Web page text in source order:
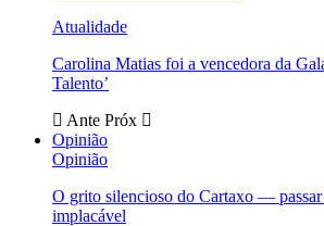
Atualidade
Carolina Matias foi a vencedora da
Talento’
Ante Próx
Opinião
Opinião
O grito silencioso do Cartaxo — passar
implacável